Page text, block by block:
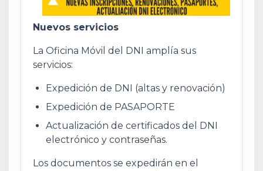
Nuevos servicios
La Oficina Móvil del DNI amplía sus
servicios:
Expedición de DNI (altas y renovación)
Expedición de PASAPORTE
Actualización de certificados del DNI
electrónico y contraseñas.
Los documentos se expedirán en el